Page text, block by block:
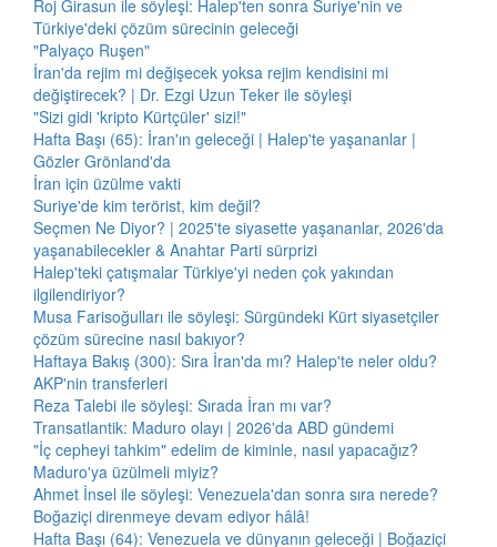
Roj Girasun ile söyleşi: Halep'ten sonra Suriye'nin ve
Türkiye'deki çözüm sürecinin geleceği
"Palyaço Ruşen"
İran'da rejim mi değişecek yoksa rejim kendisini mi
değiştirecek? | Dr. Ezgi Uzun Teker ile söyleşi
"Sizi gidi 'kripto Kürtçüler' sizi!"
Hafta Başı (65): İran'ın geleceği | Halep'te yaşananlar |
Gözler Grönland'da
İran için üzülme vakti
Suriye'de kim terörist, kim değil?
Seçmen Ne Diyor? | 2025'te siyasette yaşananlar, 2026'da
yaşanabilecekler & Anahtar Parti sürprizi
Halep'teki çatışmalar Türkiye'yi neden çok yakından
ilgilendiriyor?
Musa Farisoğulları ile söyleşi: Sürgündeki Kürt siyasetçiler
çözüm sürecine nasıl bakıyor?
Haftaya Bakış (300): Sıra İran'da mı? Halep'te neler oldu?
AKP'nin transferleri
Reza Talebi ile söyleşi: Sırada İran mı var?
Transatlantik: Maduro olayı | 2026'da ABD gündemi
"İç cepheyi tahkim" edelim de kiminle, nasıl yapacağız?
Maduro'ya üzülmeli miyiz?
Ahmet İnsel ile söyleşi: Venezuela'dan sonra sıra nerede?
Boğaziçi direnmeye devam ediyor hâlâ!
Hafta Başı (64): Venezuela ve dünyanın geleceği | Boğaziçi